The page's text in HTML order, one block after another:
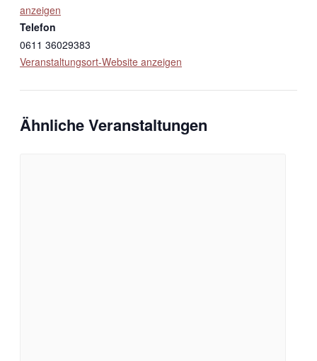
anzeigen
Telefon
0611 36029383
Veranstaltungsort-Website anzeigen
Ähnliche Veranstaltungen